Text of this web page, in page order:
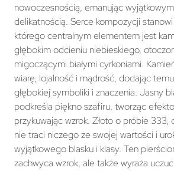
nowoczesnością, emanując
delikatnością. Serce kompozycji
którego centralnym elementem jest
głębokim odcieniu niebieskiego,
migoczącymi białymi cyrkoniami.
wiarę, lojalność i mądrość, dodając
głębokiej symboliki i znaczenia. Jasny
podkreśla piękno szafiru, tworząc
przykuwając wzrok. Złoto o próbie 333,
nie traci niczego ze swojej wartości i
wyjątkowego blasku i klasy. Ten
zachwyca wzrok, ale także wyraża